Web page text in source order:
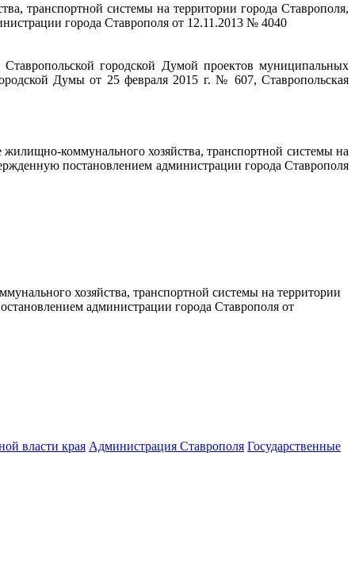
транспортной системы на территории города Ставрополя,
города Ставрополя от 12.11.2013 № 4040
городской Думой проектов муниципальных
Думы от 25 февраля 2015 г. № 607, Ставропольская
коммунального хозяйства, транспортной системы на
постановлением администрации города Ставрополя
хозяйства, транспортной системы на территории
администрации города Ставрополя от
власти края Администрация Ставрополя Государственные